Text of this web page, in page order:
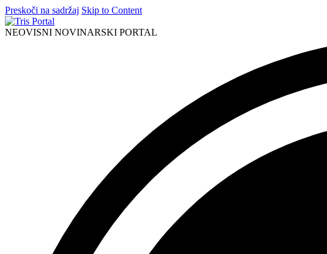
Preskoči na sadržaj Skip to Content
NEOVISNI NOVINARSKI PORTAL